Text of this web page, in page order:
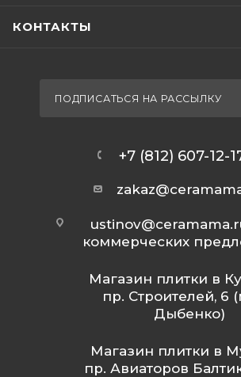
КОНТАКТЫ
ПОДПИСАТЬСЯ НА РАССЫЛКУ
+7 (812) 607-12-
коммерческих
Магазин плитки в
пр. Строителей, 6
Дыбенко)
Магазин плитки в
пр. Авиаторов